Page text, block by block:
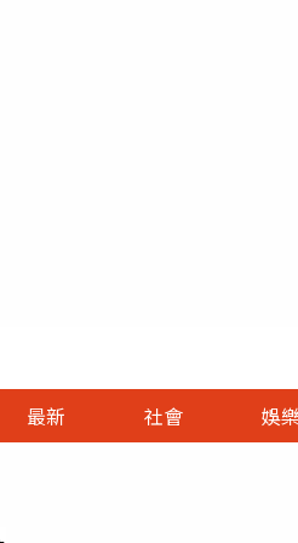
最新 社會 娛樂
娛樂首頁
即時
財經首頁
熱線
政